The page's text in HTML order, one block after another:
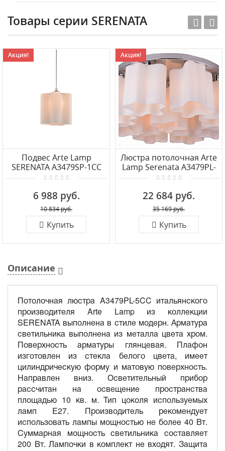
Товары серии SERENATA
Акция!
Подвес Arte Lamp
SERENATA A3479SP-1CC
6 988 руб.
10 834 руб.
Купить
Акция!
Люстра потолочная Arte
Lamp Serenata A3479PL-
9CC
22 684 руб.
35 169 руб.
Купить
Описание
Потолочная люстра A3479PL-5CC итальянского
производителя Arte Lamp из коллекции
SERENATA выполнена в стиле модерн. Арматура
светильника выполнена из металла цвета хром.
Поверхность арматуры глянцевая. Плафон
изготовлен из стекла белого цвета, имеет
цилиндрическую форму и матовую поверхность.
Направлен вниз. Осветительный прибор
рассчитан на освещение пространства
площадью 10 кв. м. Тип цоколя используемых
ламп E27. Производитель рекомендует
использовать лампы мощностью не более 40 Вт.
Суммарная мощность светильника составляет
200 Вт. Лампочки в комплект не входят. Защита